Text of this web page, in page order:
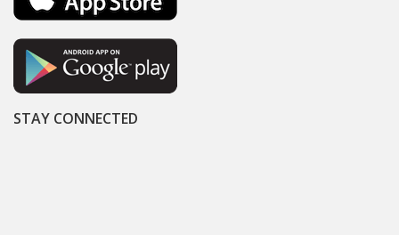
STAY CONNECTED